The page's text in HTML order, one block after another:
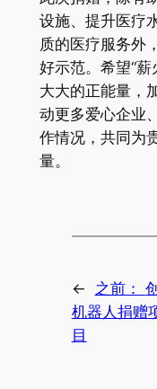
设施、提升医疗
质的医疗服务外
好示范。希望“
大大的正能量，
动更多爱心企业
作情况，共同为
量。
← 之前：
机器人捐赠
目